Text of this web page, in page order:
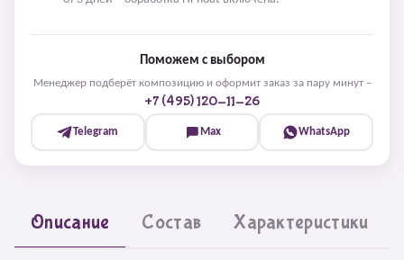
Поможем с выбором
Менеджер подберёт композицию и оформит заказ за пару минут –
+7 (495) 120-11-26
Telegram Max WhatsApp
Описание Состав Характеристики